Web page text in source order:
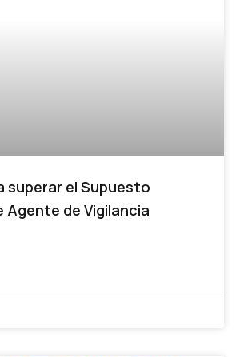
superar el Supuesto
Agente de Vigilancia